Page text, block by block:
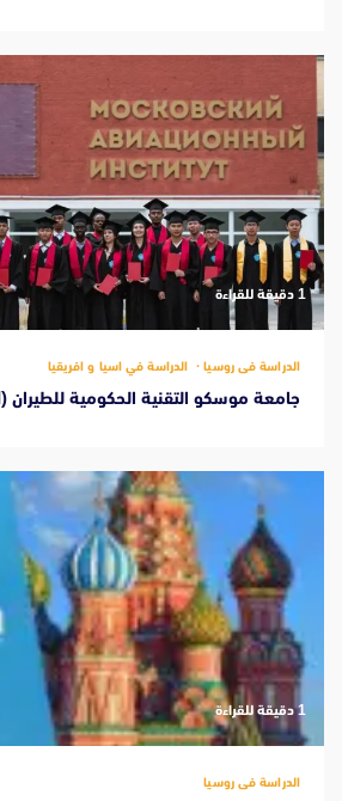
‫1 دقيقة للقراءة
الدراسة فى روسيا الدراسة في اسيا و افريقيا
جامعة موسكو التقنية الحكومية للطيران (MAI) في روسيا
‫1 دقيقة للقراءة
الدراسة فى روسيا